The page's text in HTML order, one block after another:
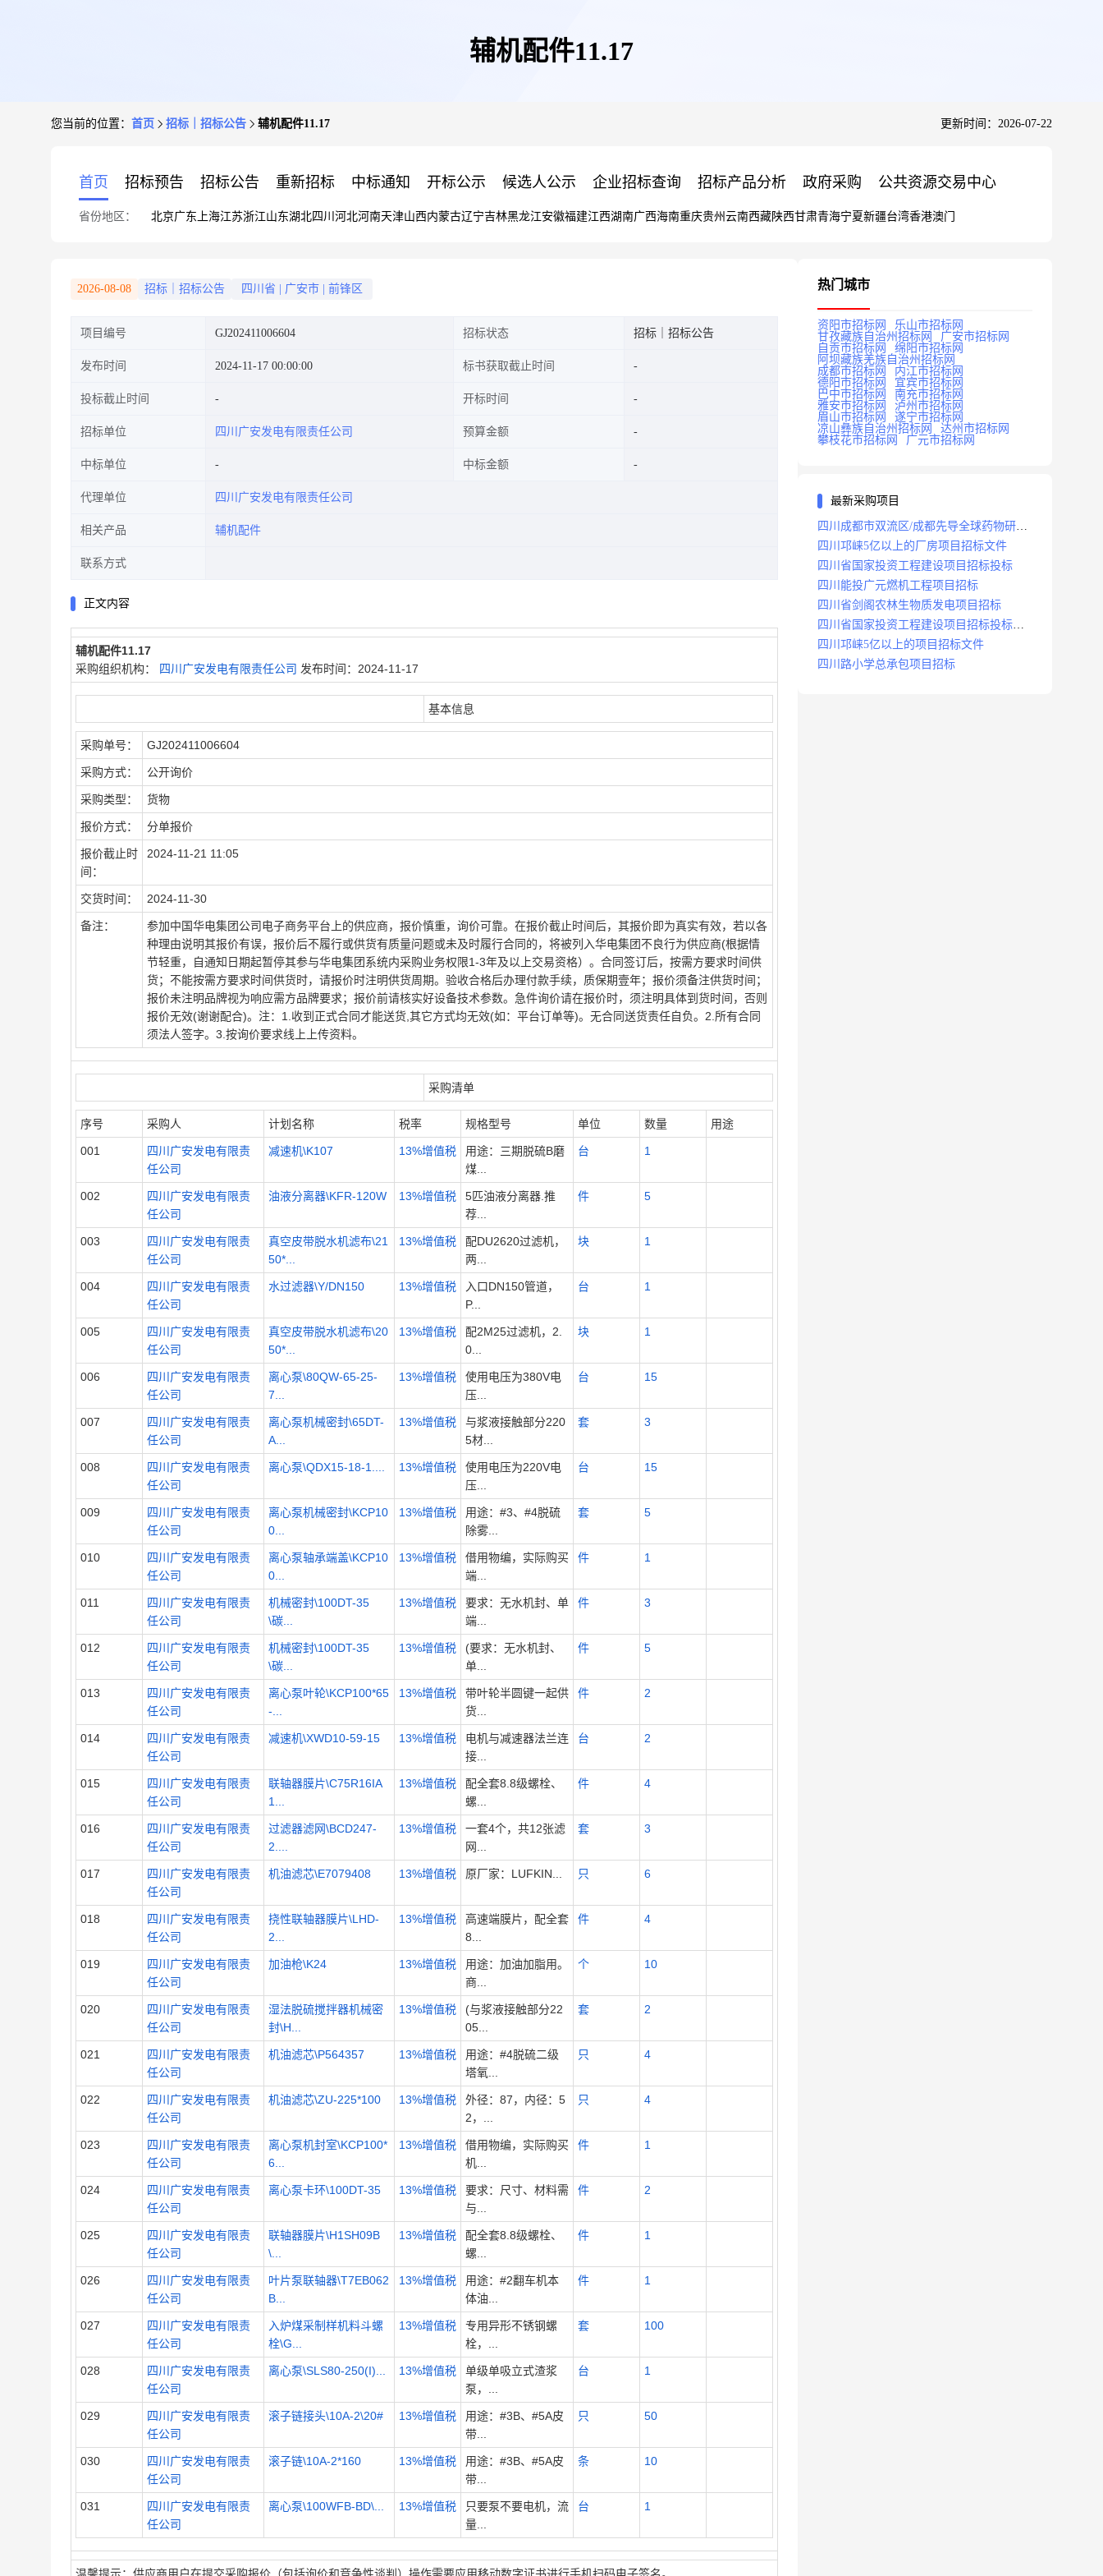
辅机配件11.17
您当前的位置： 首页 招标｜招标公告 辅机配件11.17 更新时间：2026-07-22
首页 招标预告 招标公告 重新招标 中标通知 开标公示 候选人公示 企业招标查询 招标产品分析 政府采购 公共资源交易中心
省份地区： 北京广东 上海江苏浙江山东湖北四川 河北河南天津山西内蒙古辽宁吉林黑龙江安徽福建江西湖南广西海南重庆贵州 云南西藏陕西甘肃青海宁夏新疆台湾香港澳门
2026-08-08 招标｜招标公告 四川省 广安市 前锋区
项目编号 GJ202411006604 招标状态 招标｜招标公告
发布时间 2024-11-17 00:00:00 标书获取截止时间
投标截止时间 开标时间
招标单位 四川广安发电有限责任公司 预算金额
中标单位 中标金额
代理单位 四川广安发电有限责任公司
相关产品 辅机配件
联系方式
正文内容
辅机配件11.17
采购组织机构：
四川广安发电有限责任公司 发布时间：2024-11-17
基本信息
采购单号： GJ202411006604
采购方式： 公开询价
采购类型： 货物
报价方式： 分单报价
报价截止时
间：
2024-11-21 11:05
交货时间： 2024-11-30
备注：
参加中国华电集团公司电子商务平台上的供应商，报价慎重，询价可靠。在报价截止时间后，其报价即为真实有效，若以各
种理由说明其报价有误，报价后不履行或供货有质量问题或未及时履行合同的，将被列入华电集团不良行为供应商(根据情
节轻重，自通知日期起暂停其参与华电集团系统内采购业务权限1-3年及以上交易资格）。合同签订后，按需方要求时间供
货；不能按需方要求时间供货时，请报价时注明供货周期。验收合格后办理付款手续，质保期壹年；报价须备注供货时间；
报价未注明品牌视为响应需方品牌要求；报价前请核实好设备技术参数。急件询价请在报价时，须注明具体到货时间，否则
报价无效(谢谢配合)。注：1.收到正式合同才能送货,其它方式均无效(如：平台订单等)。无合同送货责任自负。2.所有合同
须法人签字。3.按询价要求线上上传资料。
采购清单
序号 采购人 计划名称 税率 规格型号 单位 数量 用途
001
四川广安发电有限责
任公司
减速机\K107 13%增值税
用途：三期脱硫B磨
煤...
台 1
002
四川广安发电有限责
任公司
油液分离器\KFR-120W 13%增值税
5匹油液分离器.推
荐...
件 5
003
四川广安发电有限责
任公司
真空皮带脱水机滤布\21
50*...
13%增值税
配DU2620过滤机，
两...
块 1
004
四川广安发电有限责
任公司
水过滤器\Y/DN150 13%增值税
入口DN150管道，
P...
台 1
005
四川广安发电有限责
任公司
真空皮带脱水机滤布\20
50*...
13%增值税
配2M25过滤机，2.
0...
块 1
006
四川广安发电有限责
任公司
离心泵\80QW-65-25-
7...
13%增值税
使用电压为380V电
压...
台 15
007
四川广安发电有限责
任公司
离心泵机械密封\65DT-
A...
13%增值税
与浆液接触部分220
5材...
套 3
008
四川广安发电有限责
任公司
离心泵\QDX15-18-1.... 13%增值税
使用电压为220V电
压...
台 15
009
四川广安发电有限责
任公司
离心泵机械密封\KCP10
0...
13%增值税
用途：#3、#4脱硫
除雾...
套 5
010
四川广安发电有限责
任公司
离心泵轴承端盖\KCP10
0...
13%增值税
借用物编，实际购买
端...
件 1
011
四川广安发电有限责
任公司
机械密封\100DT-35
\碳...
13%增值税
要求：无水机封、单
端...
件 3
012
四川广安发电有限责
任公司
机械密封\100DT-35
\碳...
13%增值税
(要求：无水机封、
单...
件 5
013
四川广安发电有限责
任公司
离心泵叶轮\KCP100*65
-...
13%增值税
带叶轮半圆键一起供
货...
件 2
014
四川广安发电有限责
任公司
减速机\XWD10-59-15 13%增值税
电机与减速器法兰连
接...
台 2
015
四川广安发电有限责
任公司
联轴器膜片\C75R16IA
1...
13%增值税
配全套8.8级螺栓、
螺...
件 4
016
四川广安发电有限责
任公司
过滤器滤网\BCD247-
2....
13%增值税
一套4个，共12张滤
网...
套 3
017
四川广安发电有限责
任公司
机油滤芯\E7079408 13%增值税 原厂家：LUFKIN... 只 6
018
四川广安发电有限责
任公司
挠性联轴器膜片\LHD-
2...
13%增值税
高速端膜片，配全套
8...
件 4
019
四川广安发电有限责
任公司
加油枪\K24 13%增值税
用途：加油加脂用。
商...
个 10
020
四川广安发电有限责
任公司
湿法脱硫搅拌器机械密
封\H...
13%增值税
(与浆液接触部分22
05...
套 2
021
四川广安发电有限责
任公司
机油滤芯\P564357 13%增值税
用途：#4脱硫二级
塔氧...
只 4
022
四川广安发电有限责
任公司
机油滤芯\ZU-225*100 13%增值税
外径：87，内径：5
2，...
只 4
023
四川广安发电有限责
任公司
离心泵机封室\KCP100*
6...
13%增值税
借用物编，实际购买
机...
件 1
024
四川广安发电有限责
任公司
离心泵卡环\100DT-35 13%增值税
要求：尺寸、材料需
与...
件 2
025
四川广安发电有限责
任公司
联轴器膜片\H1SH09B
\...
13%增值税
配全套8.8级螺栓、
螺...
件 1
026
四川广安发电有限责
任公司
叶片泵联轴器\T7EB062
B...
13%增值税
用途：#2翻车机本
体油...
件 1
027
四川广安发电有限责
任公司
入炉煤采制样机料斗螺
栓\G...
13%增值税
专用异形不锈钢螺
栓，...
套 100
028
四川广安发电有限责
任公司
离心泵\SLS80-250(I)... 13%增值税
单级单吸立式渣浆
泵，...
台 1
029
四川广安发电有限责
任公司
滚子链接头\10A-2\20# 13%增值税
用途：#3B、#5A皮
带...
只 50
030
四川广安发电有限责
任公司
滚子链\10A-2*160 13%增值税
用途：#3B、#5A皮
带...
条 10
031
四川广安发电有限责
任公司
离心泵\100WFB-BD\... 13%增值税
只要泵不要电机，流
量...
台 1
热门城市
资阳市招标网
乐山市招标网
甘孜藏族自治州招标网
广安市招标网
自贡市招标网
绵阳市招标网
阿坝藏族羌族自治州招标网
成都市招标网
内江市招标网
德阳市招标网
宜宾市招标网
巴中市招标网
南充市招标网
雅安市招标网
泸州市招标网
眉山市招标网
遂宁市招标网
凉山彝族自治州招标网
达州市招标网
攀枝花市招标网
广元市招标网
最新采购项目
四川成都市双流区/成都先导全球药物研发
生产基地(一期)(dj)项目招标标段
四川邛崃5亿以上的厂房项目招标文件
四川省国家投资工程建设项目招标投标
四川能投广元燃机工程项目招标
四川省剑阁农林生物质发电项目招标
四川省国家投资工程建设项目招标投标
2008年版
四川邛崃5亿以上的项目招标文件
四川路小学总承包项目招标